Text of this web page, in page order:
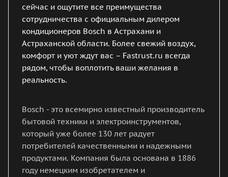
сейчас и ощутите все преимущества
сотрудничества с официальным дилером
кондиционеров Bosch в Астрахани и
Астраханской области. Более свежий воздух,
комфорт и уют ждут вас – Fastrust.ru всегда
рядом, чтобы воплотить ваши желания в
реальность.
Bosch - это всемирно известный производитель
бытовой техники и электроинструментов,
который уже более 130 лет радует
потребителей качественными и надежными
продуктами. Компания была основана в 1886
году немецким изобретателем и